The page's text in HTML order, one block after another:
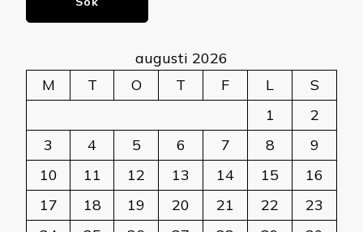
augusti 2026
M
T O T F L
S
1
2
3
4 5 6 7 8
9
10
11 12 13 14 15
16
17
18 19 20 21 22
23